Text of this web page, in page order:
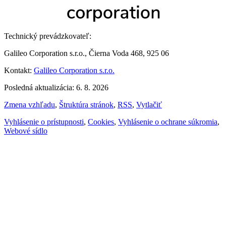
Technický prevádzkovateľ:
Galileo Corporation s.r.o., Čierna Voda 468, 925 06
Kontakt: Galileo Corporation s.r.o.
Posledná aktualizácia: 6. 8. 2026
Zmena vzhľadu, Štruktúra stránok, RSS, Vytlačiť
Vyhlásenie o prístupnosti, Cookies, Vyhlásenie o ochrane súkromia,
Webové sídlo